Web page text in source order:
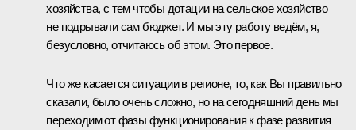
хозяйства, с тем чтобы дотации на сельское хозяйство
не подрывали сам бюджет. И мы эту работу ведём, я,
безусловно, отчитаюсь об этом. Это первое.
Что же касается ситуации в регионе, то, как Вы правильно
сказали, было очень сложно, но на сегодняшний день мы
переходим от фазы функционирования к фазе развития